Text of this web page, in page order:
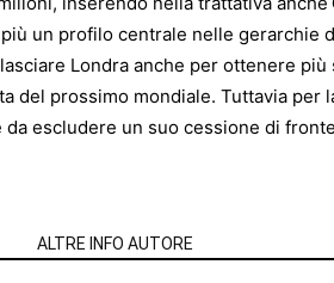
un profilo centrale nelle gerarchie
Londra anche per ottenere più
del prossimo mondiale. Tuttavia per
da escludere un suo cessione di
ALTRE INFO AUTORE